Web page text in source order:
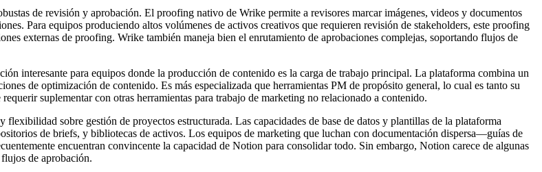
de revisión y aprobación. El proofing nativo de Wrike permite a revisores marcar imágenes, videos y documentos
Para equipos produciendo altos volúmenes de activos creativos que requieren revisión de stakeholders, este proofing
externas de proofing. Wrike también maneja bien el enrutamiento de aprobaciones complejas, soportando flujos de
interesante para equipos donde la producción de contenido es la carga de trabajo principal. La plataforma combina un
de optimización de contenido. Es más especializada que herramientas PM de propósito general, lo cual es tanto su
suplementar con otras herramientas para trabajo de marketing no relacionado a contenido.
sobre gestión de proyectos estructurada. Las capacidades de base de datos y plantillas de la plataforma
de briefs, y bibliotecas de activos. Los equipos de marketing que luchan con documentación dispersa—guías de
encuentran convincente la capacidad de Notion para consolidar todo. Sin embargo, Notion carece de algunas
de aprobación.